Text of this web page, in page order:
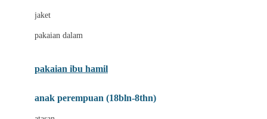
Cottonseeds
Crane
jaket
pakaian dalam
pakaian ibu hamil
anak perempuan (18bln-8thn)